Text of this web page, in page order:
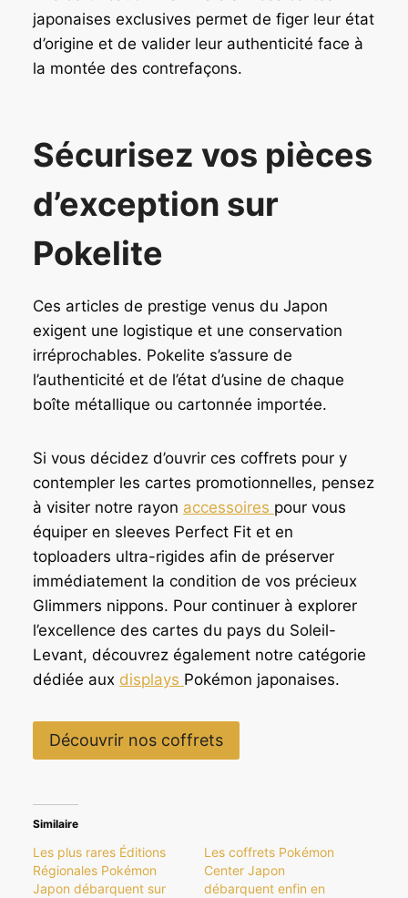
japonaises exclusives permet de figer leur état
d’origine et de valider leur authenticité face à
la montée des contrefaçons.
Sécurisez vos pièces
d’exception sur
Pokelite
Ces articles de prestige venus du Japon
exigent une logistique et une conservation
irréprochables. Pokelite s’assure de
l’authenticité et de l’état d’usine de chaque
boîte métallique ou cartonnée importée.
Si vous décidez d’ouvrir ces coffrets pour y
contempler les cartes promotionnelles, pensez
à visiter notre rayon accessoires pour vous
équiper en sleeves Perfect Fit et en
toploaders ultra-rigides afin de préserver
immédiatement la condition de vos précieux
Glimmers nippons. Pour continuer à explorer
l’excellence des cartes du pays du Soleil-
Levant, découvrez également notre catégorie
dédiée aux displays Pokémon japonaises.
Découvrir nos coffrets
Similaire
Les plus rares Éditions
Régionales Pokémon
Japon débarquent sur
Les coffrets Pokémon
Center Japon
débarquent enfin en